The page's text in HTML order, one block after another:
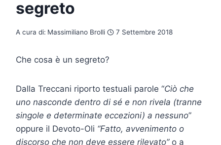
segreto
A cura di: Massimiliano Brolli 7 Settembre 2018
Che cosa è un segreto?
Dalla Treccani riporto testuali parole “Ciò che
uno nasconde dentro di sé e non rivela (tranne
singole e determinate eccezioni) a nessuno”
oppure il Devoto-Oli “Fatto, avvenimento o
discorso che non deve essere rilevato”o a